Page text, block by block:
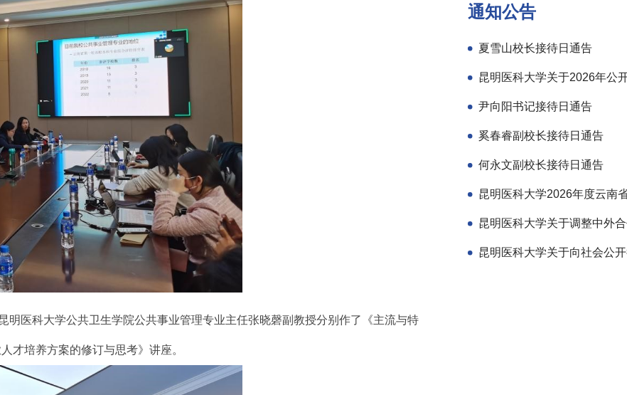
医科大学公共卫生学院公共事业管理专业主任张晓磬副教授分别作了《主流与特
才培养方案的修订与思考》讲座。
通知公告
夏雪山校长接待日通告
尹向阳书记接待日通告
奚春睿副校长接待日通告
何永文副校长接待日通告